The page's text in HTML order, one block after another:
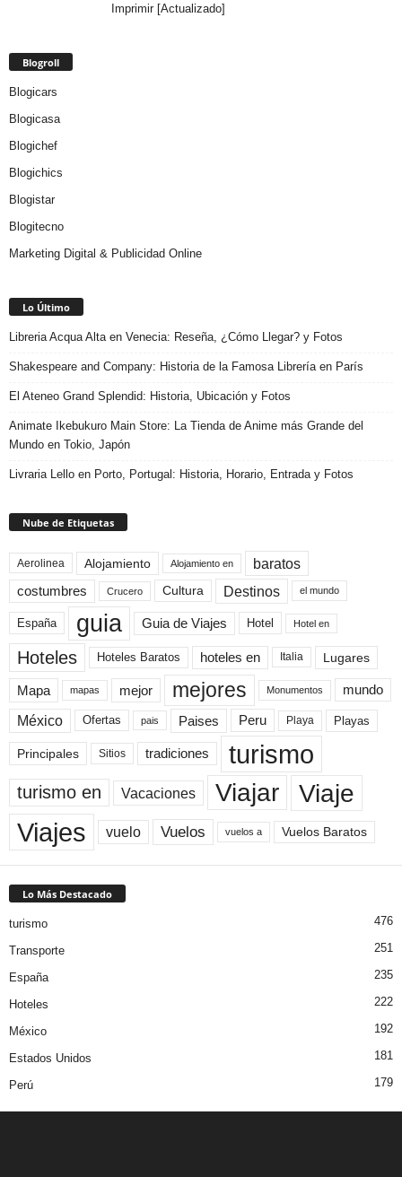
Imprimir [Actualizado]
Blogroll
Blogicars
Blogicasa
Blogichef
Blogichics
Blogistar
Blogitecno
Marketing Digital & Publicidad Online
Lo Último
Libreria Acqua Alta en Venecia: Reseña, ¿Cómo Llegar? y Fotos
Shakespeare and Company: Historia de la Famosa Librería en París
El Ateneo Grand Splendid: Historia, Ubicación y Fotos
Animate Ikebukuro Main Store: La Tienda de Anime más Grande del
Mundo en Tokio, Japón
Livraria Lello en Porto, Portugal: Historia, Horario, Entrada y Fotos
Nube de Etiquetas
Aerolinea Alojamiento Alojamiento en baratos
costumbres Crucero Cultura Destinos el mundo
España guia Guia de Viajes Hotel Hotel en
Hoteles Hoteles Baratos hoteles en Italia Lugares
Mapa mapas mejor mejores Monumentos mundo
México Ofertas pais Paises Peru Playa Playas
Principales Sitios tradiciones turismo
turismo en Vacaciones Viajar Viaje
Viajes vuelo Vuelos vuelos a Vuelos Baratos
Lo Más Destacado
turismo 476
Transporte 251
España 235
Hoteles 222
México 192
Estados Unidos 181
Perú 179